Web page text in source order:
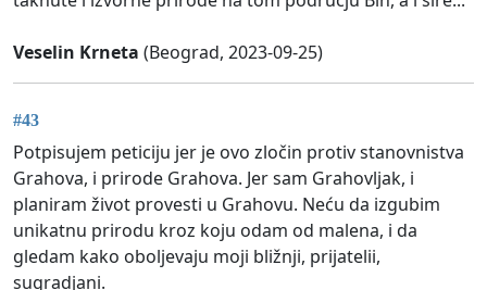
Veselin Krneta (Beograd, 2023-09-25)
#43
Potpisujem peticiju jer je ovo zločin protiv stanovnistva
Grahova, i prirode Grahova. Jer sam Grahovljak, i
planiram život provesti u Grahovu. Neću da izgubim
unikatnu prirodu kroz koju odam od malena, i da
gledam kako oboljevaju moji bližnji, prijatelii,
sugradjani.